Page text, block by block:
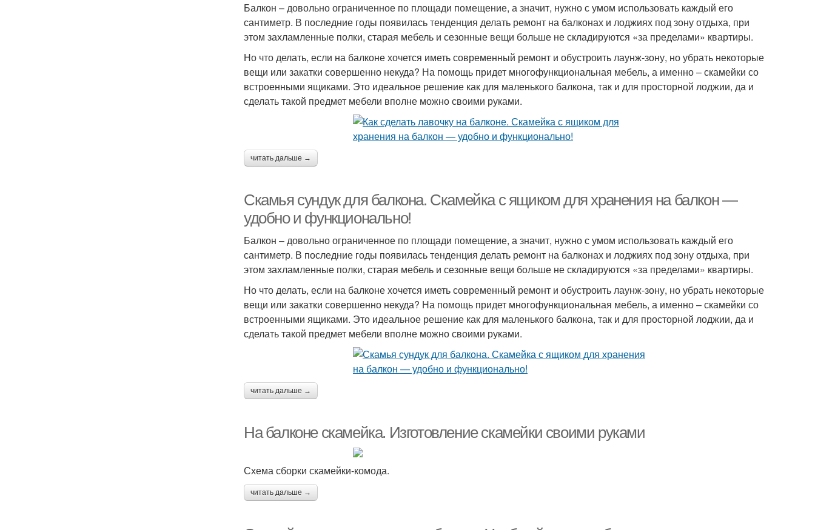
Балкон – довольно ограниченное по площади помещение, а значит, нужно с умом использовать каждый его
сантиметр. В последние годы появилась тенденция делать ремонт на балконах и лоджиях под зону отдыха, при
этом захламленные полки, старая мебель и сезонные вещи больше не складируются «за пределами» квартиры.
Но что делать, если на балконе хочется иметь современный ремонт и обустроить лаунж-зону, но убрать некоторые
вещи или закатки совершенно некуда? На помощь придет многофункциональная мебель, а именно – скамейки со
встроенными ящиками. Это идеальное решение как для маленького балкона, так и для просторной лоджии, да и
сделать такой предмет мебели вполне можно своими руками.
читать дальше →
Скамья сундук для балкона. Скамейка с ящиком для хранения на балкон —
удобно и функционально!
Балкон – довольно ограниченное по площади помещение, а значит, нужно с умом использовать каждый его
сантиметр. В последние годы появилась тенденция делать ремонт на балконах и лоджиях под зону отдыха, при
этом захламленные полки, старая мебель и сезонные вещи больше не складируются «за пределами» квартиры.
Но что делать, если на балконе хочется иметь современный ремонт и обустроить лаунж-зону, но убрать некоторые
вещи или закатки совершенно некуда? На помощь придет многофункциональная мебель, а именно – скамейки со
встроенными ящиками. Это идеальное решение как для маленького балкона, так и для просторной лоджии, да и
сделать такой предмет мебели вполне можно своими руками.
читать дальше →
На балконе скамейка. Изготовление скамейки своими руками
Схема сборки скамейки-комода.
читать дальше →